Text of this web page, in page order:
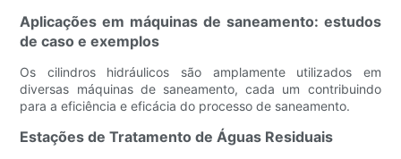
Aplicações em máquinas de saneamento: estudos
de caso e exemplos
Os cilindros hidráulicos são amplamente utilizados em
diversas máquinas de saneamento, cada um contribuindo
para a eficiência e eficácia do processo de saneamento.
Estações de Tratamento de Águas Residuais